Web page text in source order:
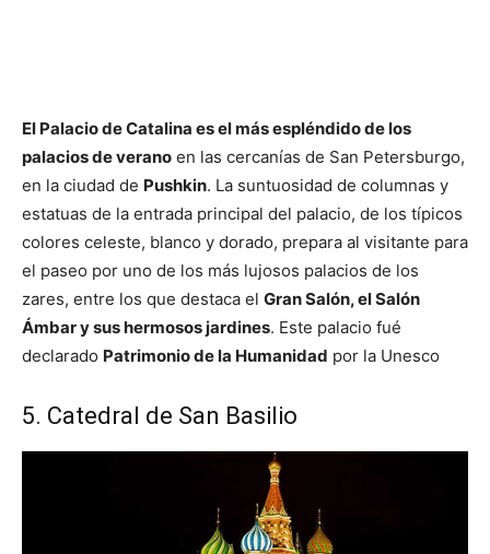
El Palacio de Catalina es el más espléndido de los
palacios de verano en las cercanías de San Petersburgo,
en la ciudad de Pushkin. La suntuosidad de columnas y
estatuas de la entrada principal del palacio, de los típicos
colores celeste, blanco y dorado, prepara al visitante para
el paseo por uno de los más lujosos palacios de los
zares, entre los que destaca el Gran Salón, el Salón
Ámbar y sus hermosos jardines. Este palacio fué
declarado Patrimonio de la Humanidad por la Unesco
5. Catedral de San Basilio